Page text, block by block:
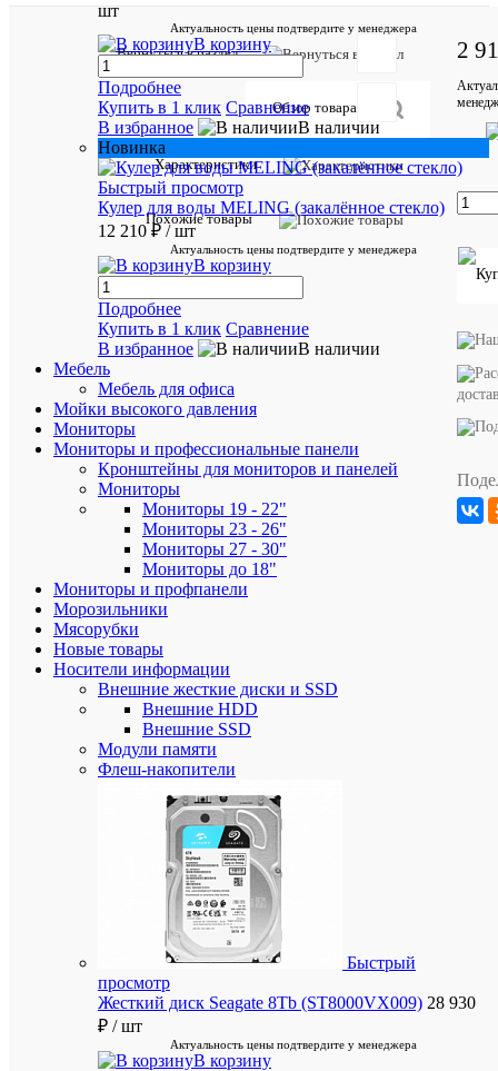
шт
Актуальность цены подтвердите у менеджера
В корзину
Подробнее
Купить в 1 клик Сравнение
В избранное
В наличии
Новинка
Быстрый просмотр
Кулер для воды MELING (закалённое стекло)
12 210 ₽ / шт
Актуальность цены подтвердите у менеджера
В корзину
Подробнее
Купить в 1 клик Сравнение
В избранное
В наличии
Мебель
Мебель для офиса
Мойки высокого давления
Мониторы
Мониторы и профессиональные панели
Кронштейны для мониторов и панелей
Мониторы
Мониторы 19 - 22"
Мониторы 23 - 26"
Мониторы 27 - 30"
Мониторы до 18"
Мониторы и профпанели
Морозильники
Мясорубки
Новые товары
Носители информации
Внешние жесткие диски и SSD
Внешние HDD
Внешние SSD
Модули памяти
Флеш-накопители
Быстрый
просмотр
Жесткий диск Seagate 8Tb (ST8000VX009) 28 930
₽ / шт
Актуальность цены подтвердите у менеджера
В корзину
Вернуться в раздел
Обзор товара
Характеристики
Похожие товары
Добавить
отзыв
Артикул:
товара
упакуем
000
2